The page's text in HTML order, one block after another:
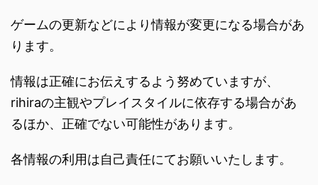
ゲームの更新などにより情報が変更になる場合があ
ります。
情報は正確にお伝えするよう努めていますが、
rihiraの主観やプレイスタイルに依存する場合があ
るほか、正確でない可能性があります。
各情報の利用は自己責任にてお願いいたします。